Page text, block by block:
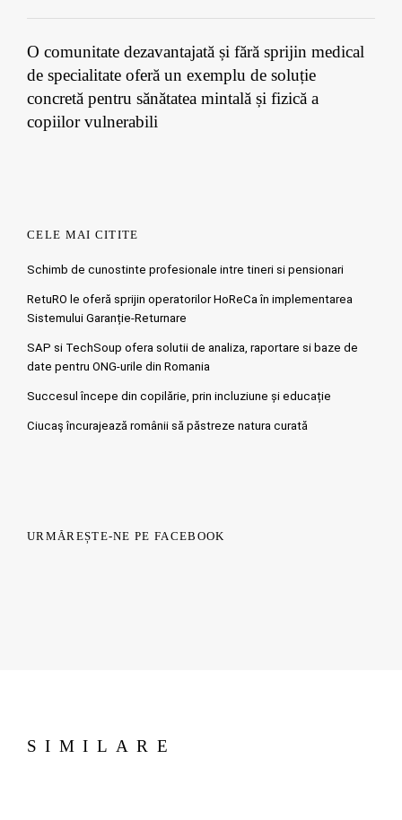
O comunitate dezavantajată și fără sprijin medical
de specialitate oferă un exemplu de soluție
concretă pentru sănătatea mintală și fizică a
copiilor vulnerabili
CELE MAI CITITE
Schimb de cunostinte profesionale intre tineri si pensionari
RetuRO le oferă sprijin operatorilor HoReCa în implementarea
Sistemului Garanție-Returnare
SAP si TechSoup ofera solutii de analiza, raportare si baze de
date pentru ONG-urile din Romania
Succesul începe din copilărie, prin incluziune și educație
Ciucaş încurajează românii să păstreze natura curată
URMĂREȘTE-NE PE FACEBOOK
SIMILARE